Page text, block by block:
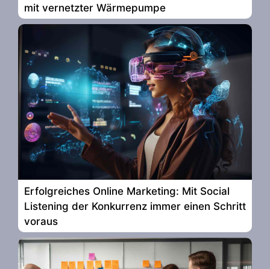
mit vernetzter Wärmepumpe
Erfolgreiches Online Marketing: Mit Social
Listening der Konkurrenz immer einen Schritt
voraus